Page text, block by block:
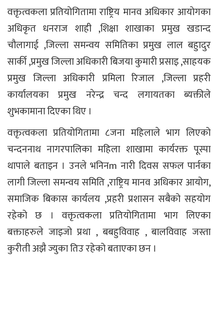
वक्तृत्वकला प्रतियोगितामा राष्ट्रिय मानव अधिकार आयोगका
अधिकृत धनराज शाही ,शिक्षा शाखाका प्रमुख खडान्द
चौलागाई ,जिल्ला समन्वय समितिका प्रमुख लाल बहुादुर
सार्की ,प्रमुख जिल्ला अधिकारी बिजया कुमारी प्रसाइ ,साहयक
प्रमुख जिल्ला अधिकारी प्रमिला रिजाल ,जिल्ला प्रहरी
कार्यालयका प्रमुख नरेन्द्र चन्द लगायतका ब्यक्तीले
शुभकामाना दिएका थिए ।
वक्तृत्वकला प्रतियोगितामा ८जना महिलाले भाग लिएको
चन्दननाथ नागरपालिका महिला शाखामा कार्यरक्त पूस्पा
थापाले बताइन । उनले भनिनm नारी दिवस सफल पार्नका
लागी जिल्ला समन्वय समिति ,राष्ट्रिय मानव अधिकार आयोग,
समाजिक बिकास कार्यलय ,प्रहरी प्रशासन सबैको सहयोग
रहेको छ । वक्तृत्वकला प्रतियोगितामा भाग लिएका
बक्ताहरुले जाइजो प्रथा , बबहुविवाह , बालविवाह जस्ता
कुरीती अझै ज्युका तिउ रहेको बताएका छन ।